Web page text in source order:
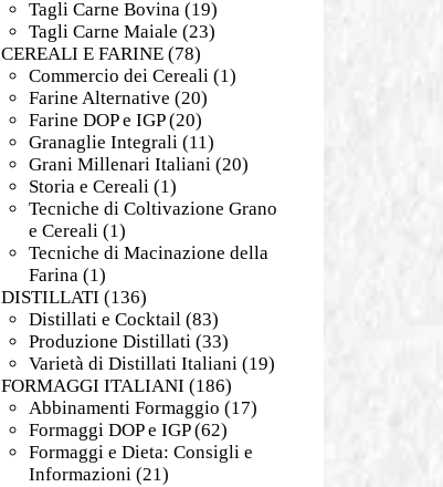
Tagli Carne Bovina (19)
Tagli Carne Maiale (23)
CEREALI E FARINE(78)
Commercio dei Cereali (1)
Farine Alternative (20)
Farine DOP e IGP(20)
Granaglie Integrali (11)
Grani Millenari Italiani (20)
Storia e Cereali (1)
Tecniche di Coltivazione Grano
e Cereali (1)
Tecniche di Macinazione della
Farina (1)
DISTILLATI (136)
Distillati e Cocktail (83)
Produzione Distillati (33)
Varietà di Distillati Italiani (19)
FORMAGGI ITALIANI (186)
Abbinamenti Formaggio (17)
Formaggi DOP e IGP(62)
Formaggi e Dieta: Consigli e
Informazioni (21)